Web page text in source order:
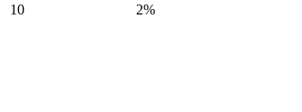
10 2%